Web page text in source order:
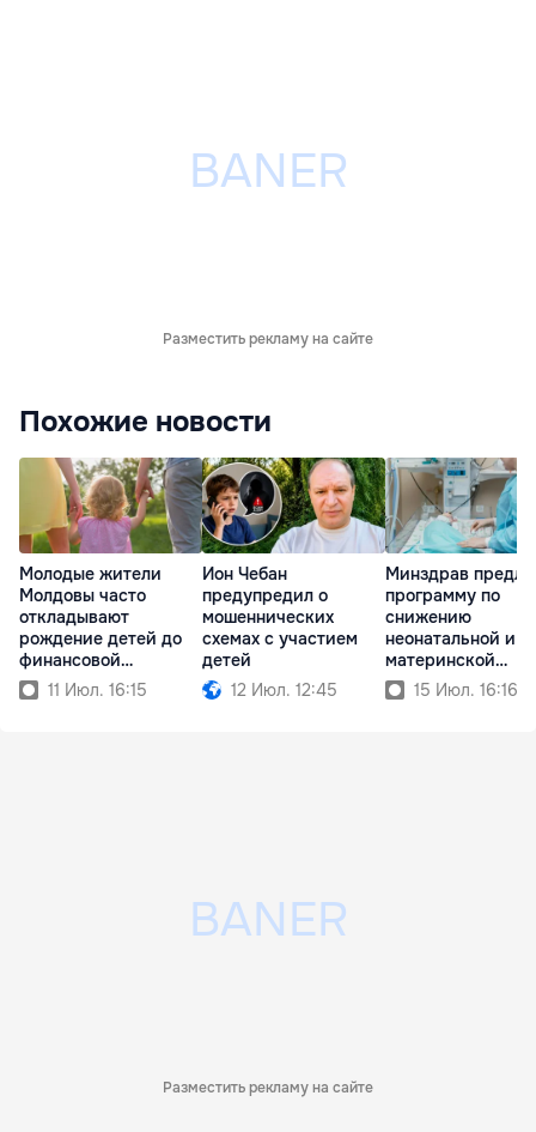
Разместить рекламу на сайте
Похожие новости
Молодые жители
Молдовы часто
откладывают
рождение детей до
финансовой
стабильности
11 Июл. 16:15
Ион Чебан
предупредил о
мошеннических
схемах с участием
детей
12 Июл. 12:45
Минздрав
программу по
снижению
неонатальной и
материнской
смертности
15 Июл. 16:16
Разместить рекламу на сайте